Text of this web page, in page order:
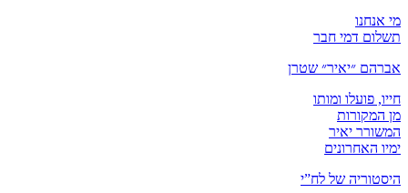
מי אנחנו
תשלום דמי חבר
אברהם ״יאיר״ שטרן
חייו, פועלו ומותו
מן המקורות
המשורר יאיר
ימיו האחרונים
היסטוריה של לח”י